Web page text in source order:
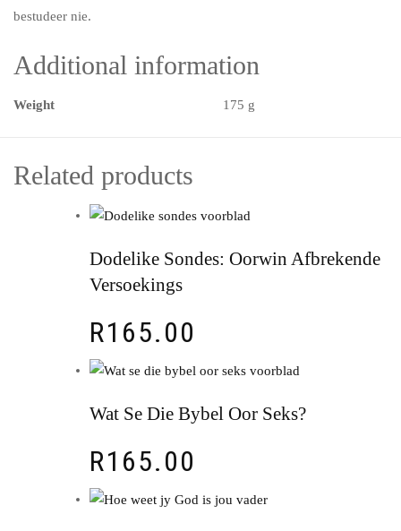
bestudeer nie.
Additional information
Weight 175 g
Related products
Dodelike Sondes: Oorwin Afbrekende
Versoekings
R165.00
Wat Se Die Bybel Oor Seks?
R165.00